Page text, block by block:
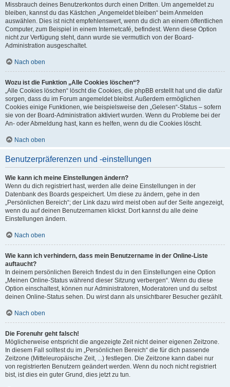
Missbrauch deines Benutzerkontos durch einen Dritten. Um angemeldet zu
bleiben, kannst du das Kästchen „Angemeldet bleiben“ beim Anmelden
auswählen. Dies ist nicht empfehlenswert, wenn du dich an einem öffentlichen
Computer, zum Beispiel in einem Internetcafé, befindest. Wenn diese Option
nicht zur Verfügung steht, dann wurde sie vermutlich von der Board-
Administration ausgeschaltet.
Nach oben
Wozu ist die Funktion „Alle Cookies löschen“?
„Alle Cookies löschen“ löscht die Cookies, die phpBB erstellt hat und die dafür
sorgen, dass du im Forum angemeldet bleibst. Außerdem ermöglichen
Cookies einige Funktionen, wie beispielsweise den „Gelesen“-Status – sofern
sie von der Board-Administration aktiviert wurden. Wenn du Probleme bei der
An- oder Abmeldung hast, kann es helfen, wenn du die Cookies löscht.
Nach oben
Benutzerpräferenzen und -einstellungen
Wie kann ich meine Einstellungen ändern?
Wenn du dich registriert hast, werden alle deine Einstellungen in der
Datenbank des Boards gespeichert. Um diese zu ändern, gehe in den
„Persönlichen Bereich“; der Link dazu wird meist oben auf der Seite angezeigt,
wenn du auf deinen Benutzernamen klickst. Dort kannst du alle deine
Einstellungen ändern.
Nach oben
Wie kann ich verhindern, dass mein Benutzername in der Online-Liste
auftaucht?
In deinem persönlichen Bereich findest du in den Einstellungen eine Option
„Meinen Online-Status während dieser Sitzung verbergen“. Wenn du diese
Option einschaltest, können nur Administratoren, Moderatoren und du selbst
deinen Online-Status sehen. Du wirst dann als unsichtbarer Besucher gezählt.
Nach oben
Die Forenuhr geht falsch!
Möglicherweise entspricht die angezeigte Zeit nicht deiner eigenen Zeitzone.
In diesem Fall solltest du im „Persönlichen Bereich“ die für dich passende
Zeitzone (Mitteleuropäische Zeit, ...) festlegen. Die Zeitzone kann dabei nur
von registrierten Benutzern geändert werden. Wenn du noch nicht registriert
bist, ist dies ein guter Grund, dies jetzt zu tun.